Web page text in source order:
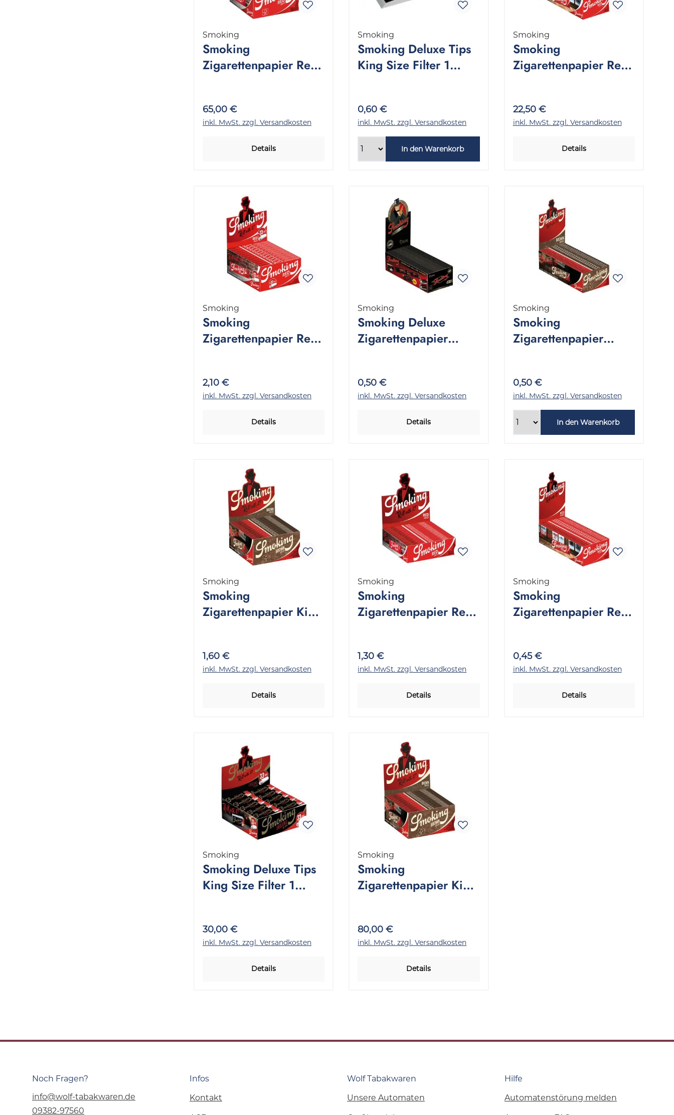
Smoking
Smoking
Zigarettenpapier Red
65,00 €
inkl. MwSt. zzgl. Versandkosten
Details
Smoking
Smoking Deluxe Tips
King Size Filter 1
0,60 €
inkl. MwSt. zzgl. Versandkosten
In den Warenkorb
Smoking
Smoking
Zigarettenpapier Red
22,50 €
inkl. MwSt. zzgl. Versandkosten
Details
Smoking
Smoking
Zigarettenpapier Red
2,10 €
inkl. MwSt. zzgl. Versandkosten
Details
Smoking
Smoking Deluxe
Zigarettenpapier
0,50 €
inkl. MwSt. zzgl. Versandkosten
Details
Smoking
Smoking
Zigarettenpapier
0,50 €
inkl. MwSt. zzgl. Versandkosten
In den Warenkorb
Smoking
Smoking
Zigarettenpapier King
1,60 €
inkl. MwSt. zzgl. Versandkosten
Details
Smoking
Smoking
Zigarettenpapier Red
1,30 €
inkl. MwSt. zzgl. Versandkosten
Details
Smoking
Smoking
Zigarettenpapier Red
0,45 €
inkl. MwSt. zzgl. Versandkosten
Details
Smoking
Smoking Deluxe Tips
King Size Filter 1
30,00 €
inkl. MwSt. zzgl. Versandkosten
Details
Smoking
Smoking
Zigarettenpapier King
80,00 €
inkl. MwSt. zzgl. Versandkosten
Details
Noch Fragen?
info@wolf-tabakwaren.de
09382-97560
Infos
Kontakt
Wolf Tabakwaren
Unsere Automaten
Hilfe
Automatenstörung melden